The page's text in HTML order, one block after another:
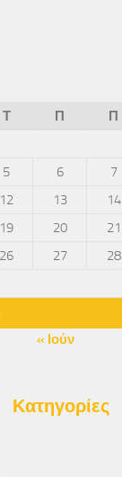
Τ Π Π
5 6 7
12 13 14
19 20 21
26 27 28
« Ιούν
Κατηγορίες